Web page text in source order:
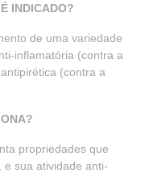
INDICADO?
de uma variedade
inflamatória (contra a
(contra a
propriedades que
sua atividade anti-